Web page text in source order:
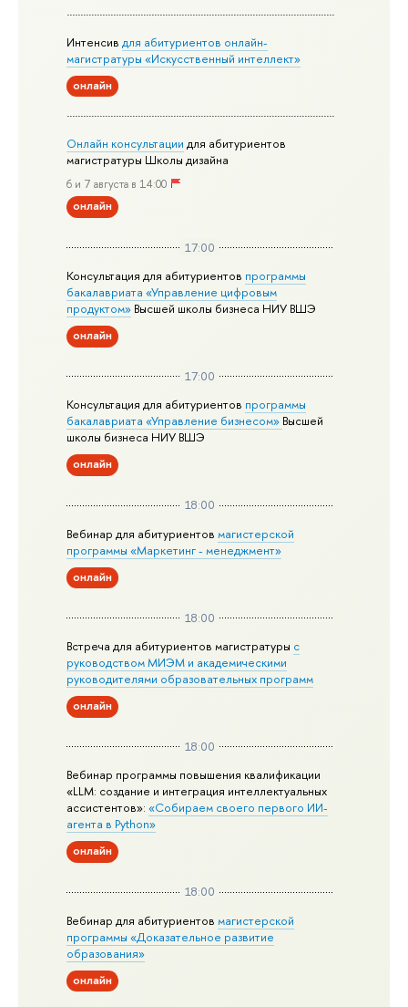
Интенсивдля абитуриентов онлайн-
магистратуры «Искусственный интеллект»
онлайн
Онлайн консультации для абитуриентов
магистратуры Школы дизайна
6 и 7 августа в 14:00
онлайн
17:00
Консультация для абитуриентов программы
бакалавриата «Управление цифровым
продуктом» Высшей школы бизнеса НИУ ВШЭ
онлайн
17:00
Консультация для абитуриентов программы
бакалавриата «Управление бизнесом» Высшей
школы бизнеса НИУ ВШЭ
онлайн
18:00
Вебинар для абитуриентов магистерской
программы «Маркетинг - менеджмент»
онлайн
18:00
Встреча для абитуриентов магистратуры с
руководством МИЭМ и академическими
руководителями образовательных программ
онлайн
18:00
Вебинар программы повышения квалификации
«LLM: создание и интеграция интеллектуальных
ассистентов»:«Собираем своего первого ИИ-
агента в Python»
онлайн
18:00
Вебинар для абитуриентовмагистерской
программы «Доказательное развитие
образования»
онлайн